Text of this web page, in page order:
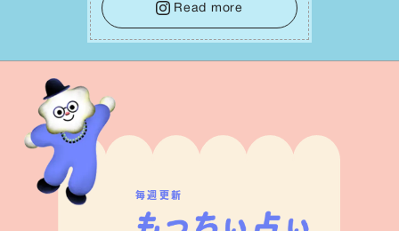
しょう。そのブレない決意が、あなたにと
って有意義で安定した成果を引き寄せま
す。
Read more
毎週更新